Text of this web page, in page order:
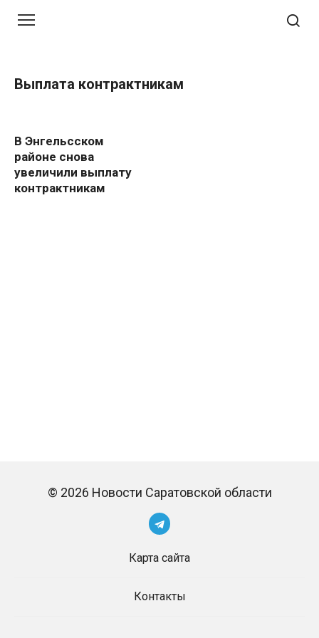
Выплата контрактникам
В Энгельсском
районе снова
увеличили выплату
контрактникам
© 2026 Новости Саратовской области
Карта сайта
Контакты